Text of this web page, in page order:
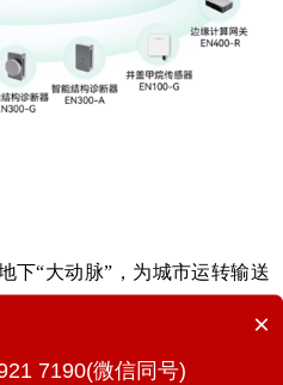
下“大动脉”，为城市运转输送
×
7190(微信同号)